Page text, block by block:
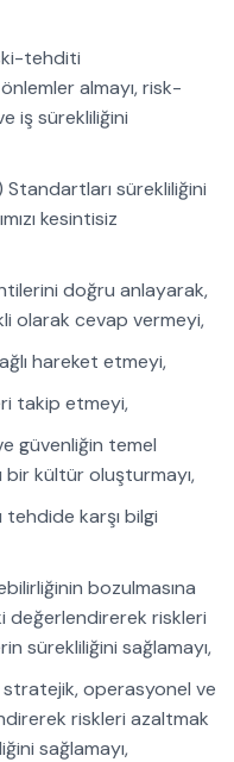
tehditi
almayı, risk-
iş sürekliliğini
sürekliliğini
kesintisiz
doğru anlayarak,
olarak cevap vermeyi,
hareket etmeyi,
takip etmeyi,
güvenliğin temel
kültür oluşturmayı,
karşı bilgi
bozulmasına
değerlendirerek riskleri
sürekliliğini sağlamayı,
operasyonel ve
riskleri azaltmak
sağlamayı,